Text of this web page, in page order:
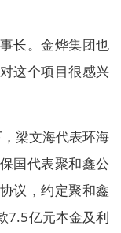
长。金烨集团也
这个项目很感兴
梁文海代表环海
国代表聚和鑫公
议，约定聚和鑫
7.5亿元本金及利